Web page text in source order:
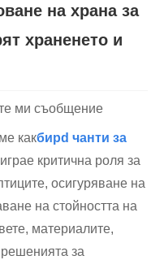
на храна за
храненето и
ми съобщение
какбирd чанти за
критична роля за
осигуряване на
на стойността на
материалите,
за